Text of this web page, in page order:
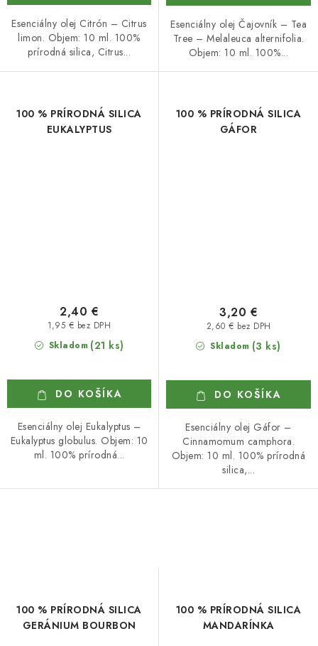
Esenciálny olej Citrón – Citrus
limon. Objem: 10 ml. 100%
prírodná silica, Citrus...
Esenciálny olej Čajovník – Tea
Tree – Melaleuca alternifolia.
Objem: 10 ml. 100%...
100 % PRÍRODNÁ SILICA
EUKALYPTUS
Skladom (21 ks)
1,95 € bez DPH
2,40 €
DO KOŠÍKA
Esenciálny olej Eukalyptus –
Eukalyptus globulus. Objem: 10
ml. 100% prírodná...
100 % PRÍRODNÁ SILICA
GÁFOR
Skladom (3 ks)
2,60 € bez DPH
3,20 €
DO KOŠÍKA
Esenciálny olej Gáfor –
Cinnamomum camphora.
Objem: 10 ml. 100% prírodná
silica,...
100 % PRÍRODNÁ SILICA
GERÁNIUM BOURBON
100 % PRÍRODNÁ SILICA
MANDARÍNKA